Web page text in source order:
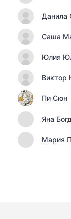
Данила
Саша
Юлия
Виктор
Пи Сюн
Яна
Мария